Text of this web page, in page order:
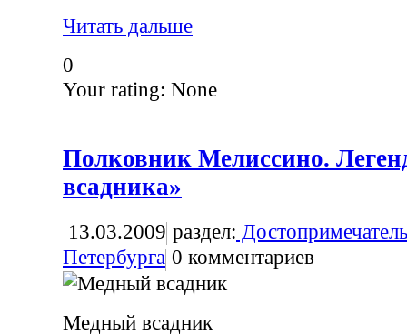
Читать дальше
0
Your rating: None
Полковник Мелиссино.
всадника»
13.03.2009 раздел:
Петербурга 0 комментариев
Медный всадник